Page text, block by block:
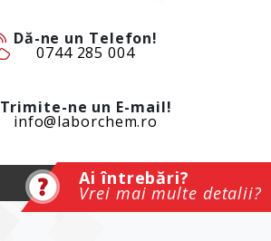
Dă-ne un Telefon!
0744 285 004
Trimite-ne un E-mail!
info@laborchem.ro
Ai întrebări?
Vrei mai multe detalii?